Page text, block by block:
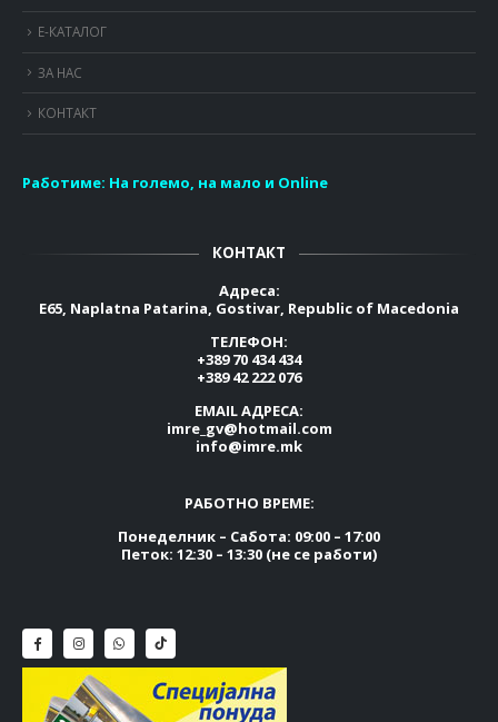
Е-КАТАЛОГ
ЗА НАС
КОНТАКТ
Работиме: На големо, на мало и Online
КОНТАКТ
Адреса:
E65, Naplatna Patarina, Gostivar, Republic of Macedonia
ТЕЛЕФОН:
+389 70 434 434
+389 42 222 076
EMAIL АДРЕСА:
imre_gv@hotmail.com
info@imre.mk
РАБОТНО ВРЕМЕ:
Понеделник – Сабота: 09:00 – 17:00
Петок: 12:30 – 13:30 (не се работи)